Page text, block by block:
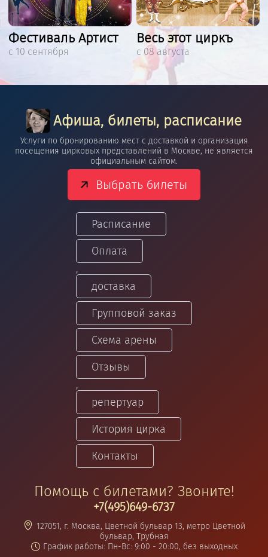
Фестиваль Артист
с 10 сентября
Весь этот циркъ
с 08 августа
Афиша, билеты, расписание
Услуги по бронированию мест с доставкой и организация
посещения цирковых представлений в Москве, не является
официальным сайтом.
Выбрать билеты
Расписание
Оплата
доставка
Групповой заказ
Схема арены
Отзывы
репертуар
История цирка
Контакты
Помощь с билетами? Звоните!
+7(495)649-6737
127051, г. Москва, Цветной бульвар 13, метро Цветной
бульвар, Трубная
График работы: Пн-Вс: 9:00 - 20:00, без выходных